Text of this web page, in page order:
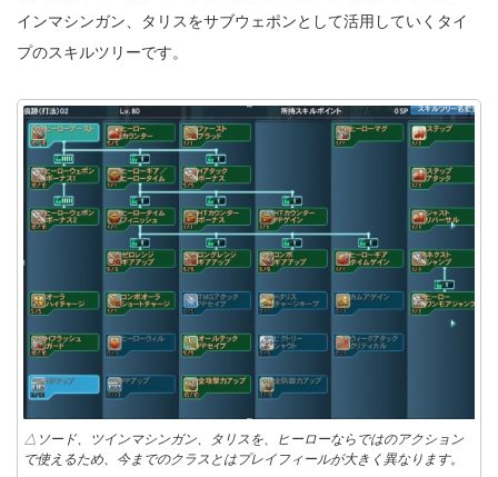
インマシンガン、タリスをサブウェポンとして活用していくタイ
プのスキルツリーです。
△ソード、ツインマシンガン、タリスを、ヒーローならではのアクション
で使えるため、今までのクラスとはプレイフィールが大きく異なります。